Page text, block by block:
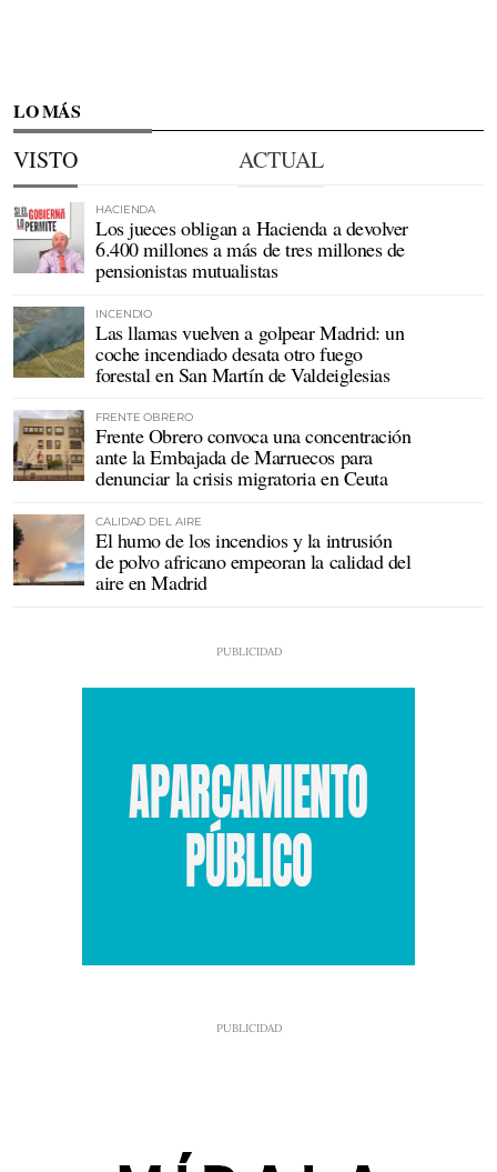
LO MÁS
VISTO ACTUAL
HACIENDA
Los jueces obligan a Hacienda a devolver
6.400 millones a más de tres millones de
pensionistas mutualistas
INCENDIO
Las llamas vuelven a golpear Madrid: un
coche incendiado desata otro fuego
forestal en San Martín de Valdeiglesias
FRENTE OBRERO
Frente Obrero convoca una concentración
ante la Embajada de Marruecos para
denunciar la crisis migratoria en Ceuta
CALIDAD DEL AIRE
El humo de los incendios y la intrusión
de polvo africano empeoran la calidad del
aire en Madrid